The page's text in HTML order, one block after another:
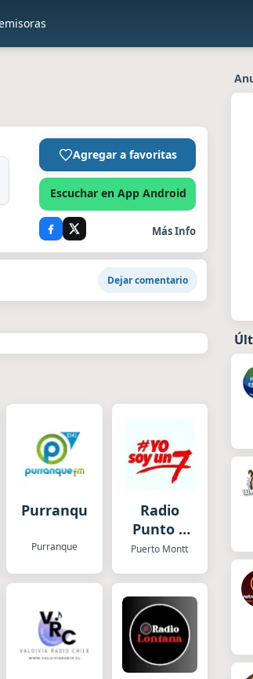
Agregar a favoritas
Escuchar en App Android
Más Info
Dejar comentario
Purranque
Purranque
Radio
Punto 7
Puerto
Puerto Montt